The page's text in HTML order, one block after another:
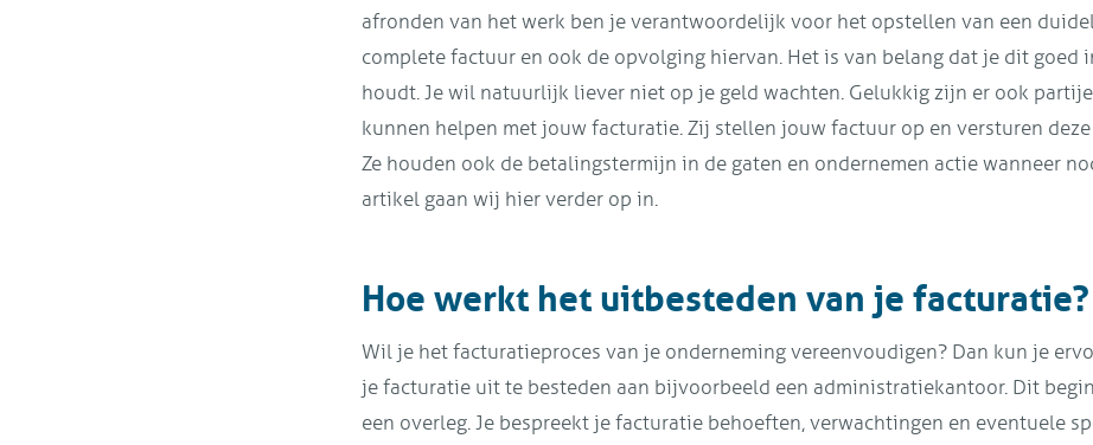
afronden van het werk ben je verantwoordelijk voor het opstellen van een
complete factuur en ook de opvolging hiervan. Het is van belang dat je dit goed
houdt. Je wil natuurlijk liever niet op je geld wachten. Gelukkig zijn er ook
kunnen helpen met jouw facturatie. Zij stellen jouw factuur op en versturen
Ze houden ook de betalingstermijn in de gaten en ondernemen actie wanneer
artikel gaan wij hier verder op in.
Hoe werkt het uitbesteden van je facturatie?
Wil je het facturatieproces van je onderneming vereenvoudigen? Dan kun je
je facturatie uit te besteden aan bijvoorbeeld een administratiekantoor. Dit
een overleg. Je bespreekt je facturatie behoeften, verwachtingen en eventuele